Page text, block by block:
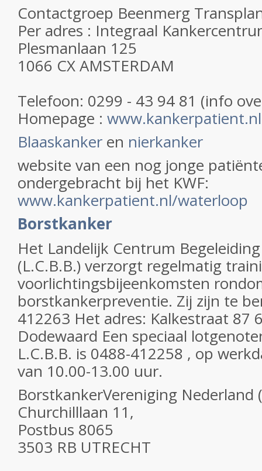
Contactgroep Beenmerg
Per adres : Integraal
Plesmanlaan 125
1066 CX AMSTERDAM
Telefoon: 0299 - 43 94 81 (info
Homepage : www.kankerpatient.nl
Blaaskanker en nierkanker
website van een nog jonge
ondergebracht bij het KWF:
www.kankerpatient.nl/waterloop
Borstkanker
Het Landelijk Centrum
(L.C.B.B.) verzorgt regelmatig
voorlichtingsbijeenkomsten
borstkankerpreventie. Zij zijn te
412263 Het adres: Kalkestraat 87
Dodewaard Een speciaal
L.C.B.B. is 0488-412258 , op
van 10.00-13.00 uur.
BorstkankerVereniging Nederland
Churchilllaan 11,
Postbus 8065
3503 RB UTRECHT